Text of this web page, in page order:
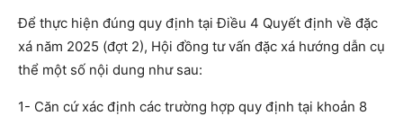
Để thực hiện đúng quy định tại Điều 4 Quyết định về đặc
xá năm 2025 (đợt 2), Hội đồng tư vấn đặc xá hướng dẫn cụ
thể một số nội dung như sau:
1- Căn cứ xác định các trường hợp quy định tại khoản 8